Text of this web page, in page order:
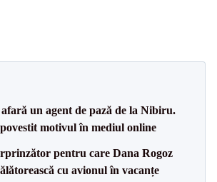
un agent de pază de la Nibiru.
motivul în mediul online
pentru care Dana Rogoz
cu avionul în vacanțe